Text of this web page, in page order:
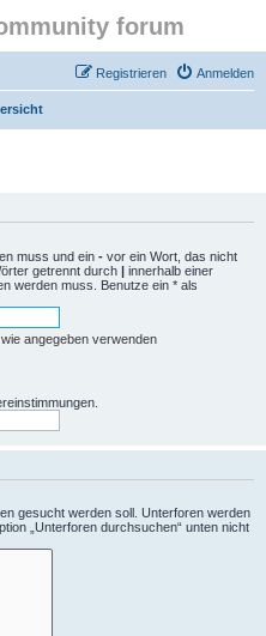
forum
Anmelden
Registrieren
muss und ein - vor ein Wort, das nicht
getrennt durch | innerhalb einer
werden muss. Benutze ein * als
angegeben verwenden
gesucht werden soll. Unterforen werden
„Unterforen durchsuchen“ unten nicht